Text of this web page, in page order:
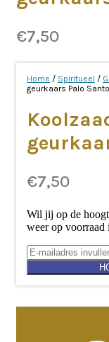
€7,50
Home / Spiritueel /
geurkaars Palo Santo
€7,50
Wil jij op de
weer op voorraad